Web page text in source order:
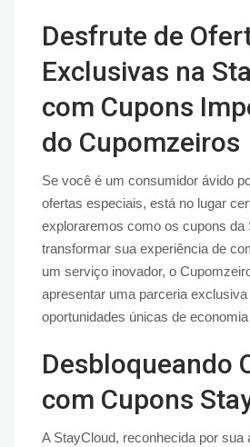
Desfrute de
Exclusivas na
com Cupons
do Cupomzeiros
Se você é um consumidor ávido
ofertas especiais, está no lugar
exploraremos como os cupons da
transformar sua experiência de
um serviço inovador, o
apresentar uma parceria
oportunidades únicas de
Desbloqueando
com Cupons
A StayCloud, reconhecida por sua